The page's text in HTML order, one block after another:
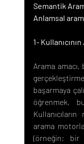
Semantik
Anlamsal
1-
Arama
başarmaya
öğrenmek,
arama
(örneğin; bir